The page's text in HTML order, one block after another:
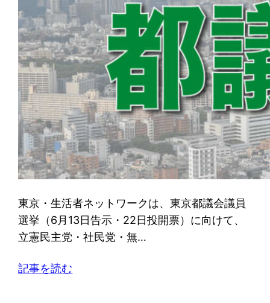
東京・生活者ネットワークは、東京都議会議員
選挙（6月13日告示・22日投開票）に向けて、
立憲民主党・社民党・無…
記事を読む